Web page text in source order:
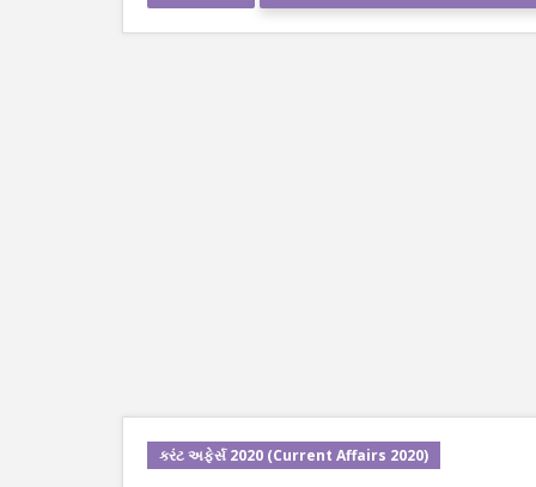
કરંટ અફેર્સ 2020 (Current Affairs 2020)